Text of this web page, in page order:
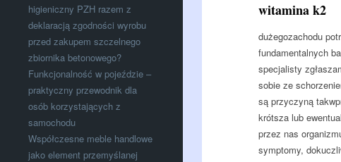
higieniczny PZH razem z
deklaracją zgodności wyrobu
przed zakupem szczelnego
zbiornika betonowego?
Funkcjonalność w pojeździe –
praktyczny przewodnik dla
osób korzystających z
samochodu
Współczesne meble handlowe
jako element przemyślanej
witamina k2
dużegozachodu
fundamentalnych
specjalisty
sobie ze
są przyczyną
krótsza lub
przez nas
symptomy,